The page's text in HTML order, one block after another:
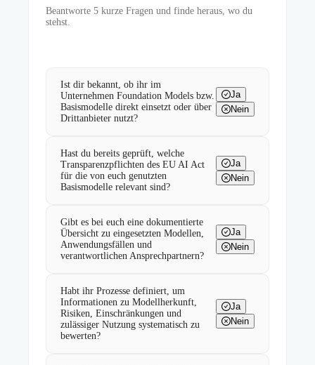
Beantworte 5 kurze Fragen und finde heraus, wo du
stehst.
Ist dir bekannt, ob ihr im
Unternehmen Foundation Models bzw.
Basismodelle direkt einsetzt oder über
Drittanbieter nutzt?
Ja
Nein
Hast du bereits geprüft, welche
Transparenzpflichten des EU AI Act
für die von euch genutzten
Basismodelle relevant sind?
Ja
Nein
Gibt es bei euch eine dokumentierte
Übersicht zu eingesetzten Modellen,
Anwendungsfällen und
verantwortlichen Ansprechpartnern?
Ja
Nein
Habt ihr Prozesse definiert, um
Informationen zu Modellherkunft,
Risiken, Einschränkungen und
zulässiger Nutzung systematisch zu
bewerten?
Ja
Nein